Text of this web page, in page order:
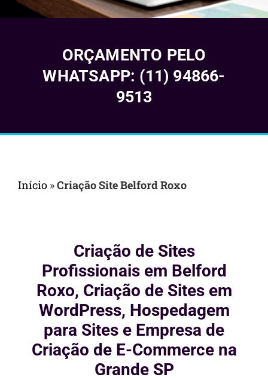
ORÇAMENTO PELO
WHATSAPP: (11) 94866-
9513
Início »Criação Site Belford Roxo
Criação de Sites
Profissionais em Belford
Roxo, Criação de Sites em
WordPress, Hospedagem
para Sites e Empresa de
Criação de E-Commerce na
Grande SP